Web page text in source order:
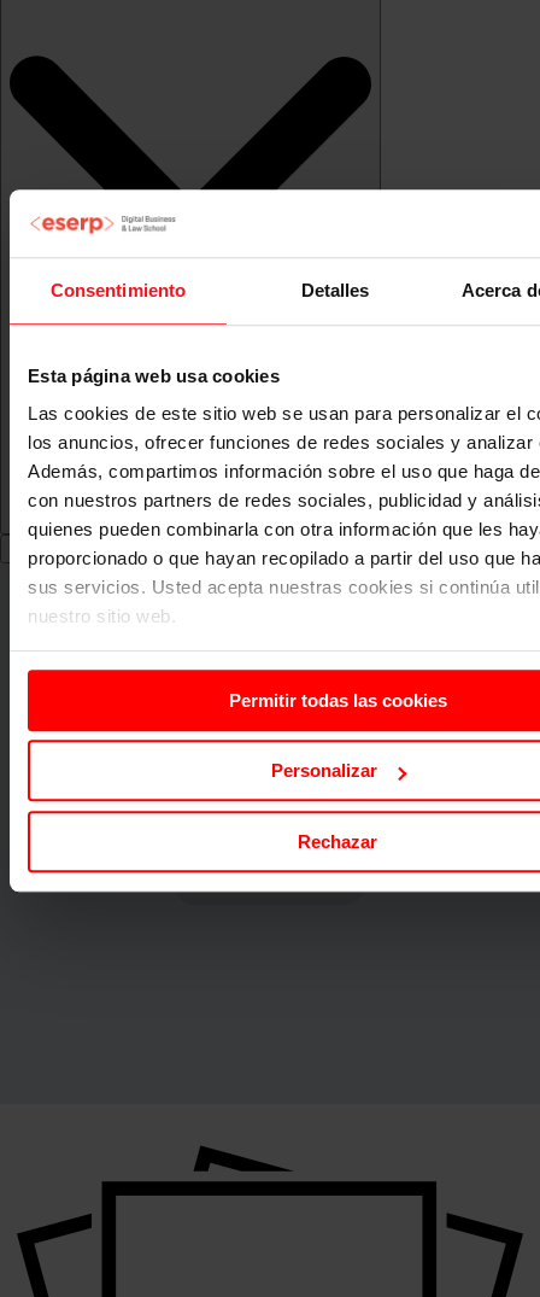
Consentimiento Detalles Acerca
Esta página web usa cookies
Las cookies de este sitio web se usan para personalizar el
los anuncios, ofrecer funciones de redes sociales y analizar
Además, compartimos información sobre el uso que haga
con nuestros partners de redes sociales, publicidad y
quienes pueden combinarla con otra información que les
proporcionado o que hayan recopilado a partir del uso que
sus servicios. Usted acepta nuestras cookies si continúa
nuestro sitio web.
Permitir todas las cookies
Personalizar
Rechazar